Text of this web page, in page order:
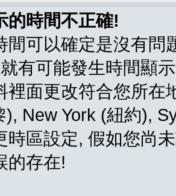
的時間不正確!
間可以確定是沒有問
有可能發生時間顯
裡面更改符合您所在
), New York (紐約),
時區設定, 假如您尚
的存在!